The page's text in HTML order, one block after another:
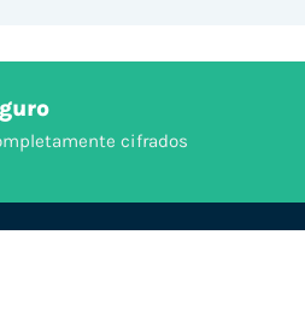
cifrados